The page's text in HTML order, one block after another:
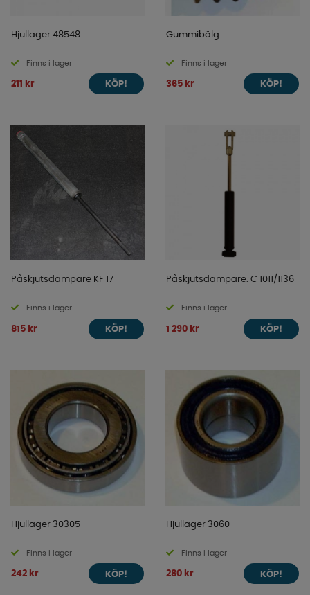
Hjullager 48548
Finns i lager
211 kr KÖP!
Gummibälg
Finns i lager
365 kr KÖP!
Påskjutsdämpare KF 17
Finns i lager
815 kr KÖP!
Påskjutsdämpare. C 1011/1136
Finns i lager
1 290 kr KÖP!
Hjullager 30305
Finns i lager
242 kr KÖP!
Hjullager 3060
Finns i lager
280 kr KÖP!